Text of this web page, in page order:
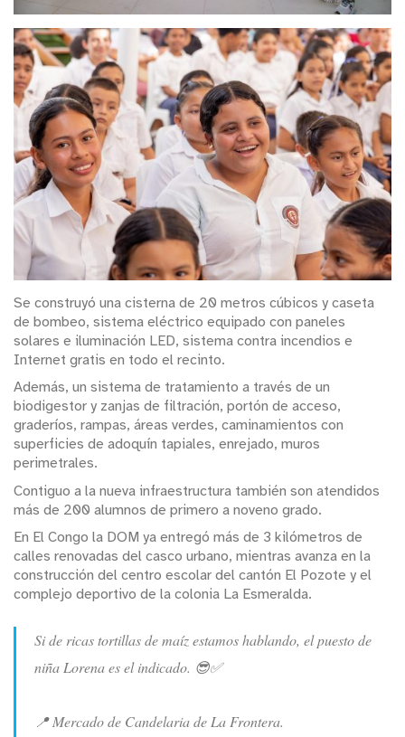
Se construyó una cisterna de 20 metros cúbicos y caseta
de bombeo, sistema eléctrico equipado con paneles
solares e iluminación LED, sistema contra incendios e
Internet gratis en todo el recinto.
Además, un sistema de tratamiento a través de un
biodigestor y zanjas de filtración, portón de acceso,
graderíos, rampas, áreas verdes, caminamientos con
superficies de adoquín tapiales, enrejado, muros
perimetrales.
Contiguo a la nueva infraestructura también son atendidos
más de 200 alumnos de primero a noveno grado.
En El Congo la DOM ya entregó más de 3 kilómetros de
calles renovadas del casco urbano, mientras avanza en la
construcción del centro escolar del cantón El Pozote y el
complejo deportivo de la colonia La Esmeralda.
Si de ricas tortillas de maíz estamos hablando, el puesto de
niña Lorena es el indicado. 😎✅
📍 Mercado de Candelaria de La Frontera.